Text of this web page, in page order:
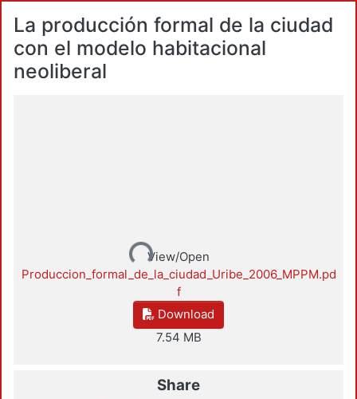
La producción formal de la ciudad
con el modelo habitacional
neoliberal
Loading...View/Open
Produccion_formal_de_la_ciudad_Uribe_2006_MPPM.pd
f
Download
7.54 MB
Share